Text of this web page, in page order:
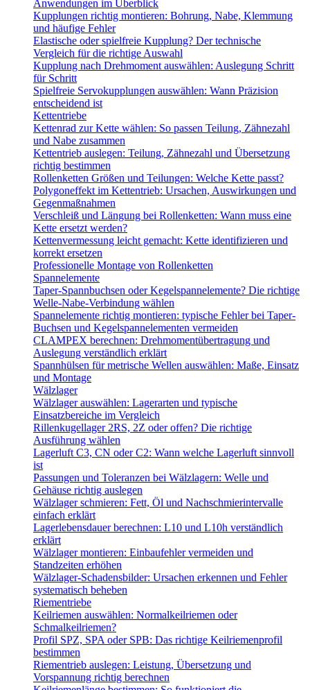
Anwendungen im Überblick
Kupplungen richtig montieren: Bohrung, Nabe, Klemmung
und häufige Fehler
Elastische oder spielfreie Kupplung? Der technische
Vergleich für die richtige Auswahl
Kupplung nach Drehmoment auswählen: Auslegung Schritt
für Schritt
Spielfreie Servokupplungen auswählen: Wann Präzision
entscheidend ist
Kettentriebe
Kettenrad zur Kette wählen: So passen Teilung, Zähnezahl
und Nabe zusammen
Kettentrieb auslegen: Teilung, Zähnezahl und Übersetzung
richtig bestimmen
Rollenketten Größen und Teilungen: Welche Kette passt?
Polygoneffekt im Kettentrieb: Ursachen, Auswirkungen und
Gegenmaßnahmen
Verschleiß und Längung bei Rollenketten: Wann muss eine
Kette ersetzt werden?
Kettenvermessung leicht gemacht: Kette identifizieren und
korrekt ersetzen
Professionelle Montage von Rollenketten
Spannelemente
Taper-Spannbuchsen oder Kegelspannelemente? Die richtige
Welle-Nabe-Verbindung wählen
Spannelemente richtig montieren: typische Fehler bei Taper-
Buchsen und Kegelspannelementen vermeiden
CLAMPEX berechnen: Drehmomentübertragung und
Auslegung verständlich erklärt
Spannhülsen für metrische Wellen auswählen: Maße, Einsatz
und Montage
Wälzlager
Wälzlager auswählen: Lagerarten und typische
Einsatzbereiche im Vergleich
Rillenkugellager 2RS, 2Z oder offen? Die richtige
Ausführung wählen
Lagerluft C3, CN oder C2: Wann welche Lagerluft sinnvoll
ist
Passungen und Toleranzen bei Wälzlagern: Welle und
Gehäuse richtig auslegen
Wälzlager schmieren: Fett, Öl und Nachschmierintervalle
einfach erklärt
Lagerlebensdauer berechnen: L10 und L10h verständlich
erklärt
Wälzlager montieren: Einbaufehler vermeiden und
Standzeiten erhöhen
Wälzlager-Schadensbilder: Ursachen erkennen und Fehler
systematisch beheben
Riementriebe
Keilriemen auswählen: Normalkeilriemen oder
Schmalkeilriemen?
Profil SPZ, SPA oder SPB: Das richtige Keilriemenprofil
bestimmen
Riementrieb auslegen: Leistung, Übersetzung und
Vorspannung richtig berechnen